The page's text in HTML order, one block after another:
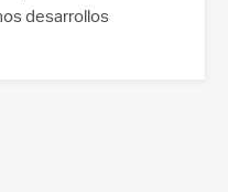
desarrollos